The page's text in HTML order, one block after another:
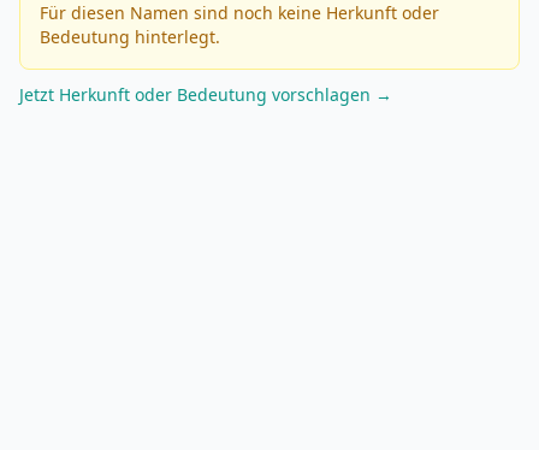
Für diesen Namen sind noch keine Herkunft oder
Bedeutung hinterlegt.
Jetzt Herkunft oder Bedeutung vorschlagen →